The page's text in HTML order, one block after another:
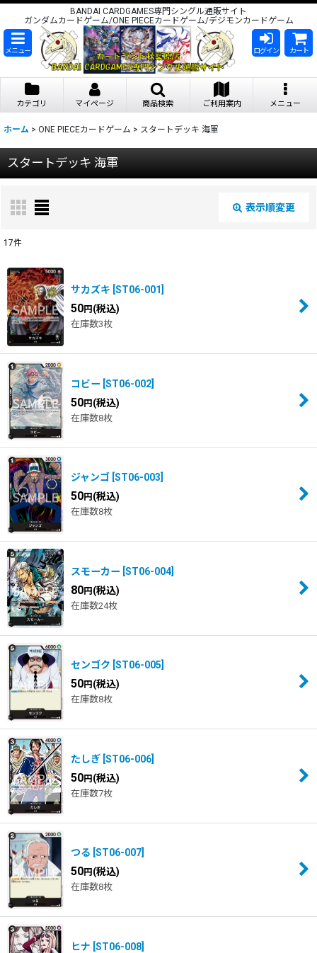
BANDAI CARDGAMES専門シングル通販サイト
ガンダムカードゲーム/ONE PIECEカードゲーム/デジモンカードゲーム
メニュー ログイン カート
カテゴリ マイページ 商品検索 ご利用案内 メニュー
ホーム > ONE PIECEカードゲーム > スタートデッキ 海軍
スタートデッキ 海軍
表示順変更
在庫あり
並び順:
17件
サカズキ ST06-001
50円 (税込)
在庫数3枚
コビー ST06-002
50円 (税込)
在庫数8枚
ジャンゴ ST06-003
50円 (税込)
在庫数8枚
スモーカー ST06-004]
80円 (税込)
在庫数24枚
センゴク ST06-005
50円 (税込)
在庫数8枚
たしぎ ST06-006
50円 (税込)
在庫数7枚
つる ST06-007
50円 (税込)
在庫数8枚
ヒナ ST06-008